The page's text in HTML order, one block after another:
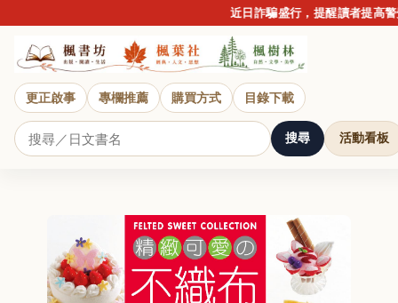
近日詐騙盛行，提醒讀者提高警
更正啟事 專欄推薦 購買方式 目錄下載
搜尋 活動看板